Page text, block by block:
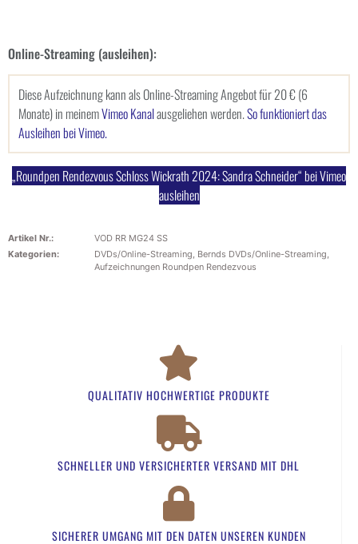
Online-Streaming (ausleihen):
Diese Aufzeichnung kann als Online-Streaming Angebot für 20 € (6
Monate) in meinemVimeo Kanalausgeliehen werden.So funktioniert das
Ausleihen bei Vimeo.
„Roundpen Rendezvous Schloss Wickrath 2024: Sandra Schneider“ bei Vimeo
ausleihen
Artikel Nr.:
VOD RR MG24 SS
Kategorien:
DVDs/Online-Streaming, Bernds DVDs/Online-Streaming,
Aufzeichnungen Roundpen Rendezvous
QUALITATIV HOCHWERTIGE PRODUKTE
SCHNELLER UND VERSICHERTER VERSAND MIT DHL
SICHERER UMGANG MIT DEN DATEN UNSEREN KUNDEN​